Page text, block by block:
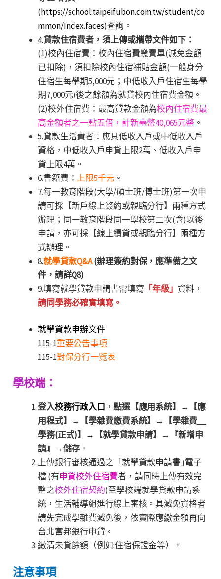
(https://school.taipeifubon.com.tw/student/co
mmon/Index.faces)查詢。
4.貸款住宿費者，須上傳或攜帶文件如下：
(1)校內住宿費：校內住宿費繳費單(減免金額
已扣除)，須扣除校內住宿補貼金額(一般身分
住宿生每學期5,000元；中低收入戶住宿生每學
期7,000元)後之餘額為就貸校內住宿費金額。
(2)校外住宿費：最高貸款金額為校內住宿費最
高金額者之一點五倍，計新臺幣40,065元整。
5.貸款生活費者：應具低收入戶或中低收入戶
資格，中低收入戶申貸上限2萬、低收入戶申
貸上限4萬。
6.書籍費： 上限5千元。
7.每一教育階段(大學/碩士班/博士班)第一次申
請可採【新戶線上簽約或親臨分行】兩種方式
辦理；同一教育階段同一學校第二次(含)以後
申請，亦可採【線上續貸或親臨分行】兩種方
式辦理。
8.就學貸款Q&A(辦理簽約對保，應準備之文
件，請詳Q8)
9.填寫就學貸款申請書需填寫 「年級」 資料，
請同學務必確實填寫。
就學貸款申辦文件
115-1重要公告事項
115-1對保分行一覽表
學校端：
登入校務行政入口 ， 點選【應用系統】→【應
用程式】→【學雜費繳費系統】→【學雜費＿
學務(正式)】→【就學貸款申請】→『新增申
請』→儲存。
上傳銀行審核通過之「就學貸款申請書｣電子
檔 (有申貸校外住宿費者，請同時上傳有效完
整之校外住宿契約)至學校端就學貸款申請系
統，生活輔導組進行線上審核。具減免資格者
請先完成學雜費減免後，依實際應繳金額再向
台北富邦銀行申貸。
繳清未貸餘額（例如:住宿保證金等）。
注意事項